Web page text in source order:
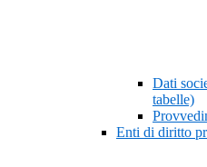
Dati
tabelle)
Enti di diritto